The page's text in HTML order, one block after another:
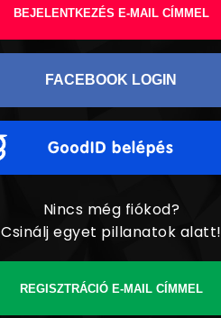
BEJELENTKEZÉS E-MAIL CÍMMEL
FACEBOOK LOGIN
Nincs még fiókod?
Csinálj egyet pillanatok alatt!
REGISZTRÁCIÓ E-MAIL CÍMMEL